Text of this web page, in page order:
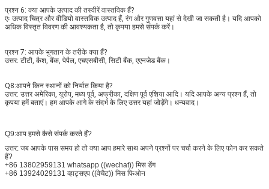
प्रश्न 6: क्या आपके उत्पाद की तस्वीरें वास्तविक हैं?
एः उत्पाद चित्र और वीडियो वास्तविक उत्पाद हैं, रंग और गुणवत्ता यहां से देखी जा सकती है। यदि आपको
अधिक विस्तृत विवरण की आवश्यकता है, तो कृपया हमसे संपर्क करें।
प्रश्न 7: आपके भुगतान के तरीके क्या हैं?
उत्तर: टीटी, कैश, बैंक, पेपैल, एचएसबीसी, सिटी बैंक, एएनजेड बैंक।
Q8:आपने किन स्थानों को निर्यात किया है?
उत्तर: उत्तर अमेरिका, यूरोप, मध्य पूर्व, अफ्रीका, दक्षिण पूर्व एशिया आदि। यदि आपके अन्य प्रश्न हैं, तो
कृपया हमें बताएं। हम आपके आगे के संदर्भ के लिए उत्तर यहां जोड़ेंगे। धन्यवाद।
Q9:आप हमसे कैसे संपर्क करते हैं?
उत्तर: जब आपके पास समय हो तो क्या आप हमारे साथ अपने प्रश्नों पर चर्चा करने के लिए फोन कर सकते
हैं?
+86 13802959131 whatsapp ((wechat)) मिस डेंग
+86 13924029131 व्हाट्सएप ((वेचैट)) मिस फिओन